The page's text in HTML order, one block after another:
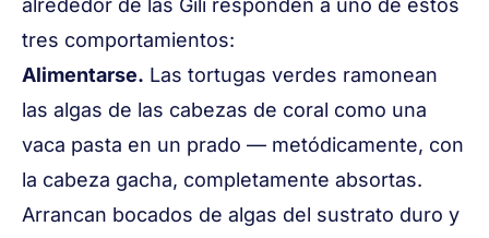
alrededor de las Gili responden a uno de estos
tres comportamientos:
Alimentarse. Las tortugas verdes ramonean
las algas de las cabezas de coral como una
vaca pasta en un prado — metódicamente, con
la cabeza gacha, completamente absortas.
Arrancan bocados de algas del sustrato duro y